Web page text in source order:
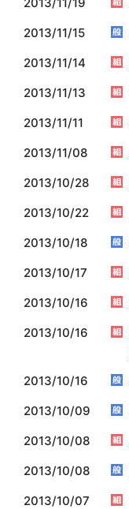
2013/11/15
2013/11/14
2013/11/13
2013/11/11
2013/11/08
2013/10/28
2013/10/22
2013/10/18
2013/10/17
2013/10/16
2013/10/16
2013/10/16
2013/10/09
2013/10/08
2013/10/08
2013/10/07